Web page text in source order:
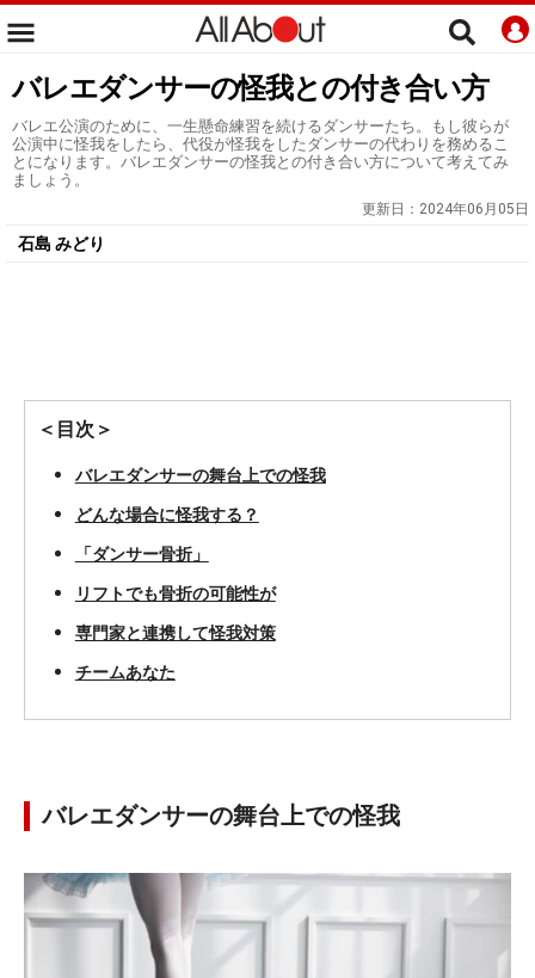
バレエダンサーの怪我との付き合い方
バレエ公演のために、一生懸命練習を続けるダンサーたち。もし彼らが
公演中に怪我をしたら、代役が怪我をしたダンサーの代わりを務めるこ
とになります。バレエダンサーの怪我との付き合い方について考えてみ
ましょう。
更新日： 2024年06月05日
石島 みどり
＜目次＞
バレエダンサーの舞台上での怪我
どんな場合に怪我する？
「ダンサー骨折」
リフトでも骨折の可能性が
専門家と連携して怪我対策
チームあなた
バレエダンサーの舞台上での怪我